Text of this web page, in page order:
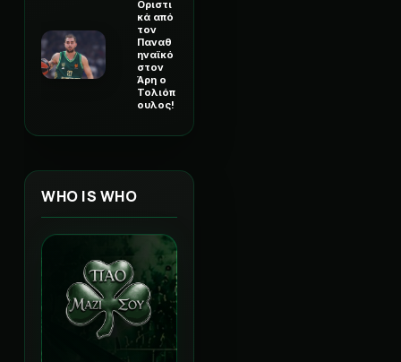
Οριστι
κά από
τον
Παναθ
ηναϊκό
στον
Άρη ο
Τολιόπ
ουλος!
WHO IS WHO